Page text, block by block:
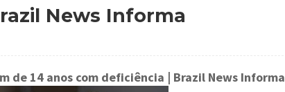
News Informa
de 14 anos com deficiência | Brazil News Informa